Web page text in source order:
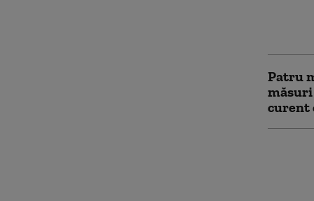
Patru
curent